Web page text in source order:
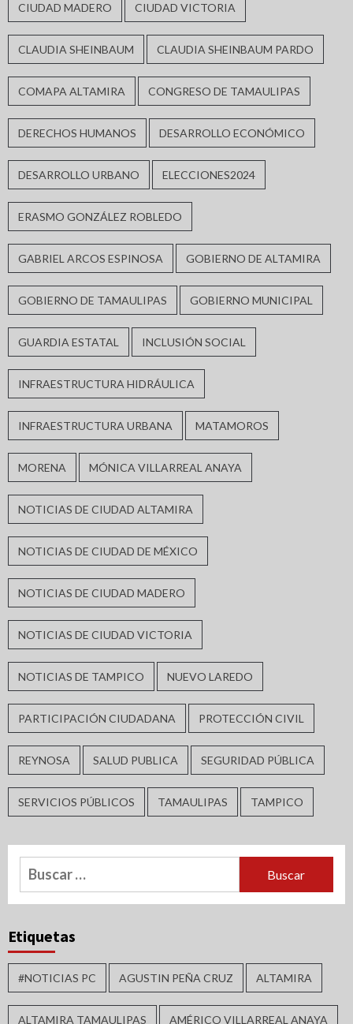
CIUDAD MADERO CIUDAD VICTORIA
CLAUDIA SHEINBAUM CLAUDIA SHEINBAUM PARDO
COMAPA ALTAMIRA CONGRESO DE TAMAULIPAS
DERECHOS HUMANOS DESARROLLO ECONÓMICO
DESARROLLO URBANO ELECCIONES2024
ERASMO GONZÁLEZ ROBLEDO
GABRIEL ARCOS ESPINOSA GOBIERNO DE ALTAMIRA
GOBIERNO DE TAMAULIPAS GOBIERNO MUNICIPAL
GUARDIA ESTATAL INCLUSIÓN SOCIAL
INFRAESTRUCTURA HIDRÁULICA
INFRAESTRUCTURA URBANA MATAMOROS
MORENA MÓNICA VILLARREAL ANAYA
NOTICIAS DE CIUDAD ALTAMIRA
NOTICIAS DE CIUDAD DE MÉXICO
NOTICIAS DE CIUDAD MADERO
NOTICIAS DE CIUDAD VICTORIA
NOTICIAS DE TAMPICO NUEVO LAREDO
PARTICIPACIÓN CIUDADANA PROTECCIÓN CIVIL
REYNOSA SALUD PUBLICA SEGURIDAD PÚBLICA
SERVICIOS PÚBLICOS TAMAULIPAS TAMPICO
Buscar:
Etiquetas
#NOTICIAS PC AGUSTIN PEÑA CRUZ ALTAMIRA
ALTAMIRA TAMAULIPAS AMÉRICO VILLARREAL ANAYA